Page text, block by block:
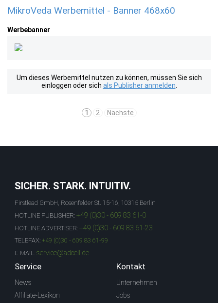
MikroVeda Werbemittel - Banner 468x60
Werbebanner
Um dieses Werbemittel nutzen zu können, müssen Sie sich
einloggen oder sich als Publisher anmelden
1 2 Nächste
SICHER. STARK. INTUITIV.
Firstlead GmbH, Rosenfelder St. 15-16, 10315 Berlin
HOTLINE PUBLISHER: +49 (0)30 - 609 83 61-0
HOTLINE ADVERTISER: +49 (0)30 - 609 83 61-23
TELEFAX: +49 (0)30 - 609 83 61-99
E-MAIL: service@adcell.de
Service
News
Affiliate-Lexikon
Kontakt
Unternehmen
Jobs